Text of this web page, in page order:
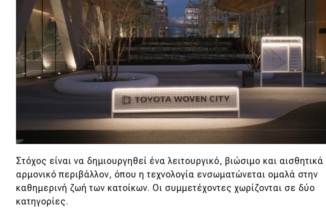
Formula 1
WRC
Motorsport
Τεχνολογία
Σταθμοί φόρτισης
Classic
Στόχος είναι να δημιουργηθεί ένα λειτουργικό, βιώσιμο και αισθητικά
αρμονικό περιβάλλον, όπου η τεχνολογία ενσωματώνεται ομαλά στην
καθημερινή ζωή των κατοίκων. Οι συμμετέχοντες χωρίζονται σε δύο
κατηγορίες.